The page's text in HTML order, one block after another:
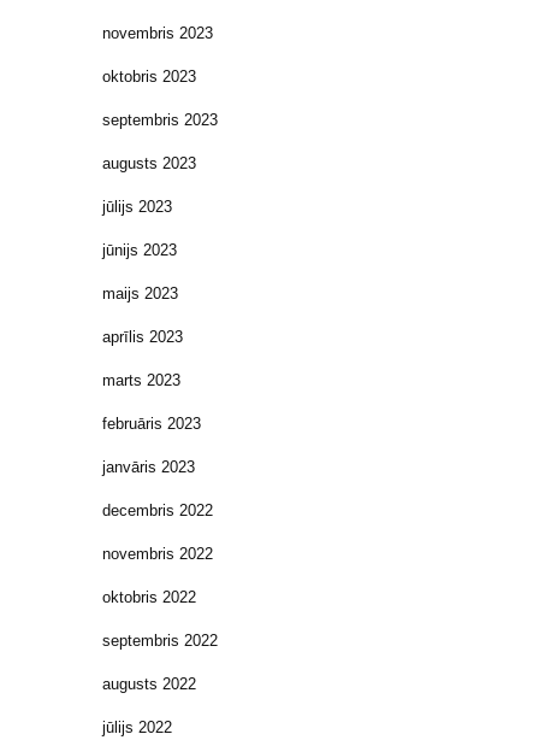
novembris 2023
oktobris 2023
septembris 2023
augusts 2023
jūlijs 2023
jūnijs 2023
maijs 2023
aprīlis 2023
marts 2023
februāris 2023
janvāris 2023
decembris 2022
novembris 2022
oktobris 2022
septembris 2022
augusts 2022
jūlijs 2022